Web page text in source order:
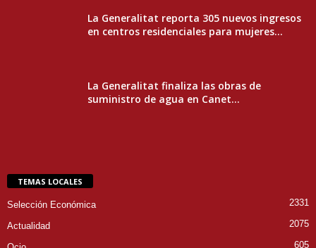
La Generalitat reporta 305 nuevos ingresos
en centros residenciales para mujeres...
La Generalitat finaliza las obras de
suministro de agua en Canet...
TEMAS LOCALES
Selección Económica 2331
Actualidad 2075
605